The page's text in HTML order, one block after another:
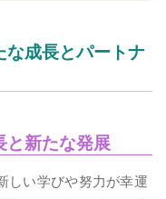
成長とパートナ
新たな発展
しい学びや努力が幸運